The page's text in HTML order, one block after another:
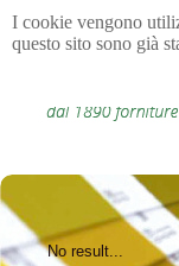
I cookie vengono
questo sito sono già
No result...